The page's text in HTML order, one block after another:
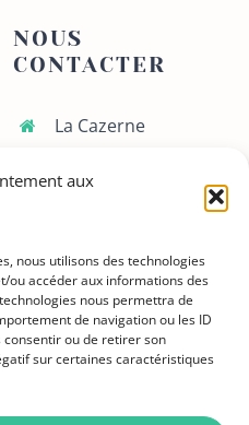
aux
nous utilisons des technologies
ou accéder aux informations des
nous permettra de
de navigation ou les ID
consentir ou de retirer son
sur certaines caractéristiques
NOUS
CONTACTER
La Cazerne
Doumergue
06 37 49 43 45